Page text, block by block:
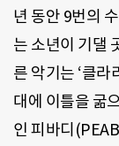
년 동안 9번의
는 소년이 기댈
른 악기는 ‘클라
대에 이틀을 굶
인 피바디